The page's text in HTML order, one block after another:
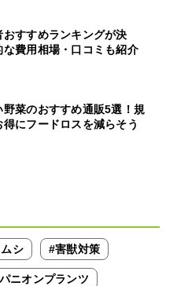
おすすめランキングが決
費用相場・口コミも紹介
野菜のおすすめ通販5選！規
にフードロスを減らそう
シ #害獣対策
ニオンプランツ